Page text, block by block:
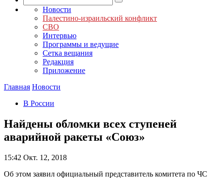
Новости
Палестино-израильский конфликт
СВО
Интервью
Программы и ведущие
Сетка вещания
Редакция
Приложение
Главная Новости
В России
Найдены обломки всех ступеней
аварийной ракеты «Союз»
15:42 Окт. 12, 2018
Об этом заявил официальный представитель комитета по ЧС